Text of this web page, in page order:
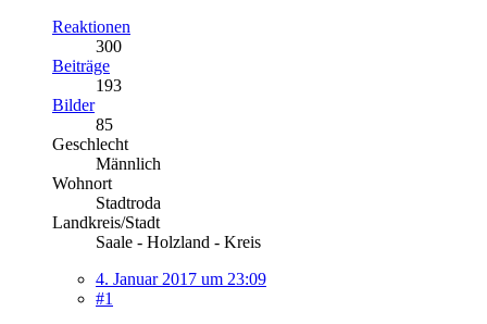
Reaktionen
300
Beiträge
193
Bilder
85
Geschlecht
Männlich
Wohnort
Stadtroda
Landkreis/Stadt
Saale - Holzland - Kreis
4. Januar 2017 um 23:09
#1